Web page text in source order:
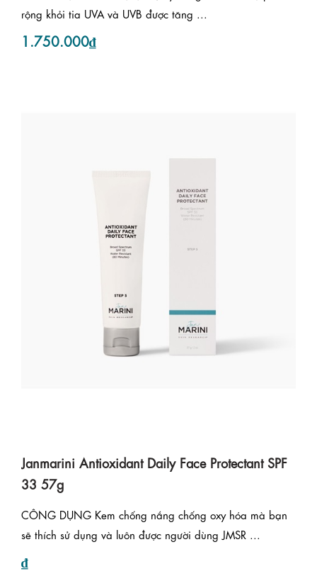
rộng khỏi tia UVA và UVB được tăng ...
1.750.000₫
Janmarini Antioxidant Daily Face Protectant SPF
33 57g
CÔNG DỤNG Kem chống nắng chống oxy hóa mà bạn
sẽ thích sử dụng và luôn được người dùng JMSR ...
₫